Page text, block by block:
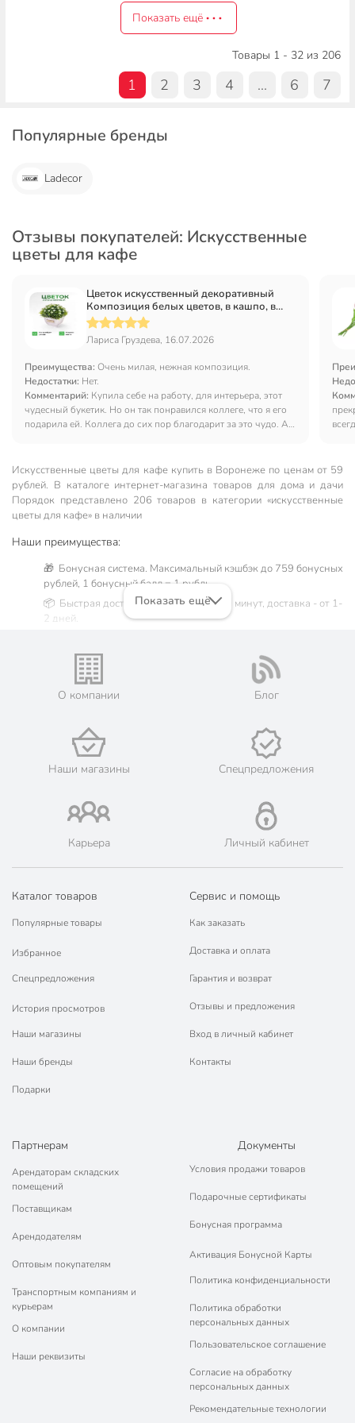
Показать ещё
Товары 1 - 32 из 206
1 2 3 4 ... 6 7
Популярные бренды
Ladecor
Отзывы покупателей: Искусственные
цветы для кафе
Цветок искусственный декоративный
Композиция белых цветов, в кашпо, в
кашпо, 13 см, Y6-2062
Лариса Груздева, 16.07.2026
Преимущества: Очень милая, нежная композиция.
Недостатки: Нет.
Комментарий: Купила себе на работу, для интерьера, этот
чудесный букетик. Но он так понравился коллеге, что я его
подарила ей. Коллега до сих пор благодарит за это чудо. А
Искусственные цветы для кафе купить в Воронеже по ценам от 59
рублей. В каталоге интернет-магазина товаров для дома и дачи
Порядок представлено 206 товаров в категории «искусственные
цветы для кафе» в наличии
Наши преимущества:
🎁 Бонусная система. Максимальный кэшбэк до 759 бонусных
рублей, 1 бонусный балл = 1 рубль.
📦 Быстрая доставка. Самовывоз от 60 минут, доставка - от 1-
2 дней.
Жители Воронежской области могут сделать заказ и оплатить
его онлайн на официальном сайте сети магазинов Порядок.
Мы предлагаем бесплатную курьерскую доставку для товара
«искусственные цветы для кафе» при заказе от 3000 рублей в
Бутурлиновка, Воронеж, Калач, Кантемировка, Лиски, Новая
Усмань, Нововоронеж, Острогожск, Павловск, Россошь,
Семилуки, Эртиль.
💳 Оплата: онлайн на сайте интернет-гипермаркета или
🛍 Скидки, акции, распродажи каждый день!
📜 Только оригинальная продукция. Интернет-гипермаркет
Порядок - официальный представитель ведущих мировых
марок.
Показать ещё
О компании Блог
Наши магазины Спецпредложения
Карьера Личный кабинет
Каталог товаров
Популярные товары
Избранное
Спецпредложения
История просмотров
Наши магазины
Наши бренды
Подарки
Сервис и помощь
Как заказать
Доставка и оплата
Гарантия и возврат
Отзывы и предложения
Вход в личный кабинет
Контакты
Партнерам
Арендаторам складских
помещений
Поставщикам
Арендодателям
Оптовым покупателям
Транспортным компаниям и
курьерам
О компании
Наши реквизиты
Документы
Условия продажи товаров
Подарочные сертификаты
Бонусная программа
Активация Бонусной Карты
Политика конфиденциальности
Политика обработки
персональных данных
Пользовательское соглашение
Согласие на обработку
персональных данных
Рекомендательные технологии